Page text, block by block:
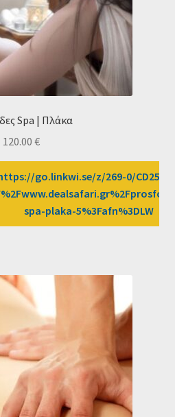
Spa | Πλάκα
120.00 €
go.linkwi.se/z/269-0/
spa-plaka-5%3Fafn%3DLW